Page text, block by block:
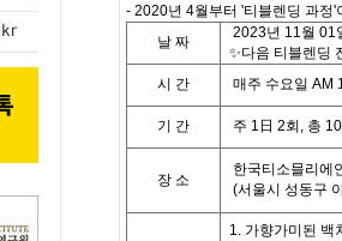
- 2020년 4월부터 '티블렌딩 과정'
날 짜
2023년 11월 01
✨다음 티블렌딩
시
간 매주 수요일 AM
기 간 주 1 日 2회 , 총 10
장 소
한국티소믈리에
(서울시 성동구
1. 가향가미된 백